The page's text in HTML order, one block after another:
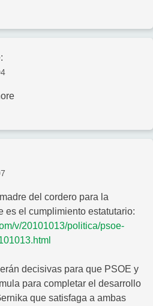
del cordero para la
es el cumplimiento estatutario:
v/20101013/politica/psoe-
decisivas para que PSOE y
para completar el desarrollo
que satisfaga a ambas